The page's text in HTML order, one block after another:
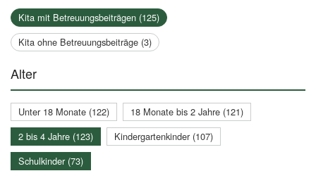
Kita mit Betreuungsbeiträgen (125)
Kita ohne Betreuungsbeiträge (3)
Alter
Unter 18 Monate (122)
18 Monate bis 2 Jahre (121)
2 bis 4 Jahre (123)
Kindergartenkinder (107)
Schulkinder (73)